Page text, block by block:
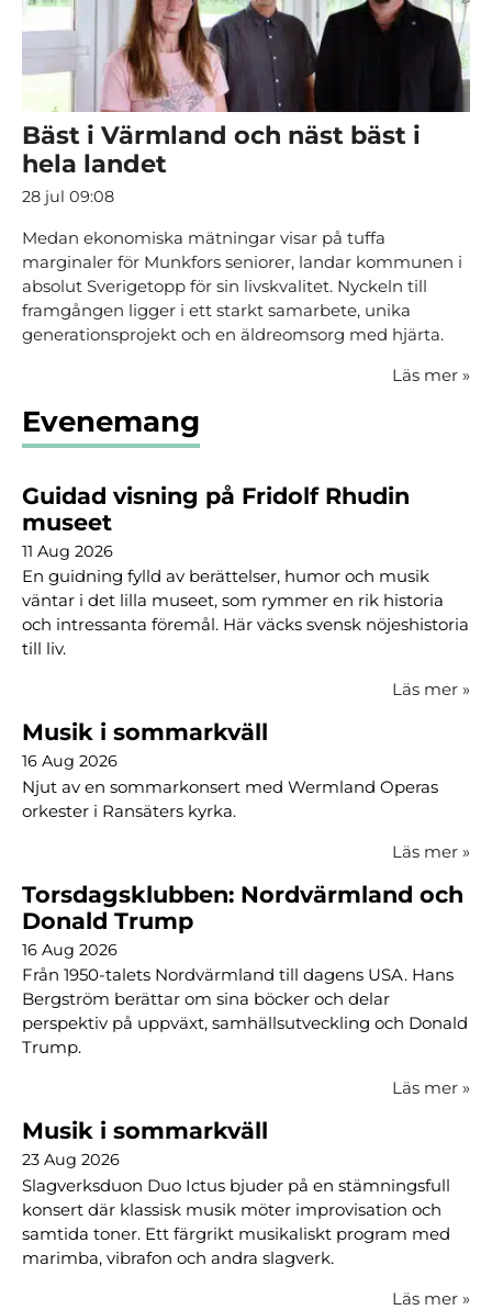
Bäst i Värmland och näst bäst i
hela landet
28 jul 09:08
Medan ekonomiska mätningar visar på tuffa
marginaler för Munkfors seniorer, landar kommunen i
absolut Sverigetopp för sin livskvalitet. Nyckeln till
framgången ligger i ett starkt samarbete, unika
generationsprojekt och en äldreomsorg med hjärta.
Läs mer »
Evenemang
Guidad visning på Fridolf Rhudin
museet
11 Aug 2026
En guidning fylld av berättelser, humor och musik
väntar i det lilla museet, som rymmer en rik historia
och intressanta föremål. Här väcks svensk nöjeshistoria
till liv.
Läs mer »
Musik i sommarkväll
16 Aug 2026
Njut av en sommarkonsert med Wermland Operas
orkester i Ransäters kyrka.
Läs mer »
Torsdagsklubben: Nordvärmland och
Donald Trump
16 Aug 2026
Från 1950-talets Nordvärmland till dagens USA. Hans
Bergström berättar om sina böcker och delar
perspektiv på uppväxt, samhällsutveckling och Donald
Trump.
Läs mer »
Musik i sommarkväll
23 Aug 2026
Slagverksduon Duo Ictus bjuder på en stämningsfull
konsert där klassisk musik möter improvisation och
samtida toner. Ett färgrikt musikaliskt program med
marimba, vibrafon och andra slagverk.
Läs mer »